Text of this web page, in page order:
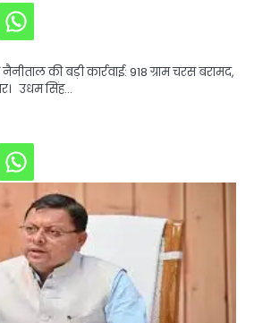
की बड़ी कार्रवाई: 918 ग्राम चरस बरामद,
उधम सिंह…